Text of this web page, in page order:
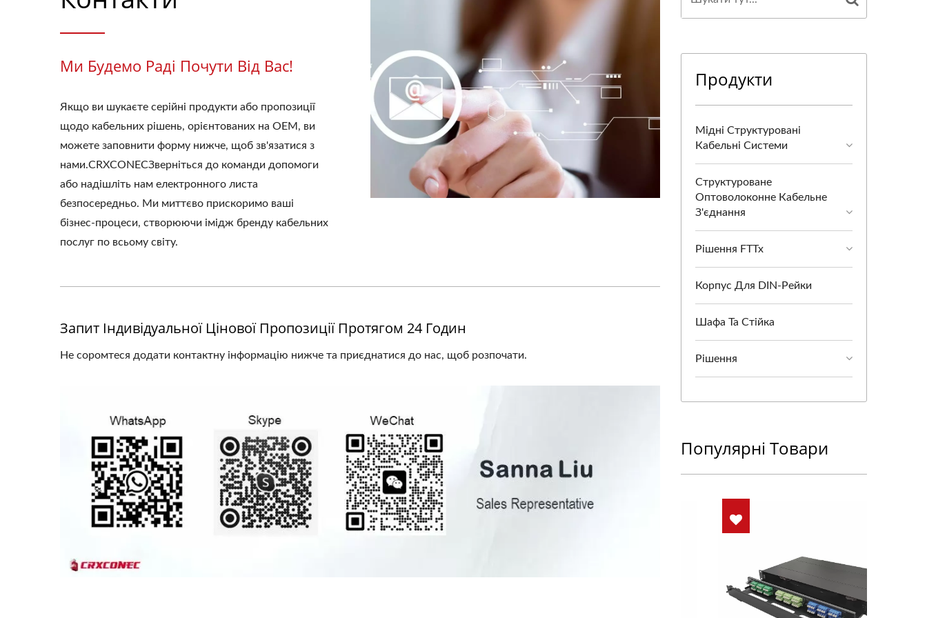
Ми Будемо Раді Почути Від Вас!
Якщо ви шукаєте серійні продукти або пропозиції
щодо кабельних рішень, орієнтованих на OEM, ви
можете заповнити форму нижче, щоб зв'язатися з
нами.CRXCONECЗверніться до команди допомоги
або надішліть нам електронного листа
безпосередньо. Ми миттєво прискоримо ваші
бізнес-процеси, створюючи імідж бренду кабельних
послуг по всьому світу.
Запит Індивідуальної Цінової Пропозиції Протягом 24 Годин
Не соромтеся додати контактну інформацію нижче та приєднатися до нас, щоб розпочати.
Продукти
Мідні Структуровані
Кабельні Системи
Структуроване
Оптоволоконне Кабельне
З'єднання
Рішення FTTx
Корпус Для DIN-Рейки
Шафа Та Стійка
Рішення
Популярні Товари